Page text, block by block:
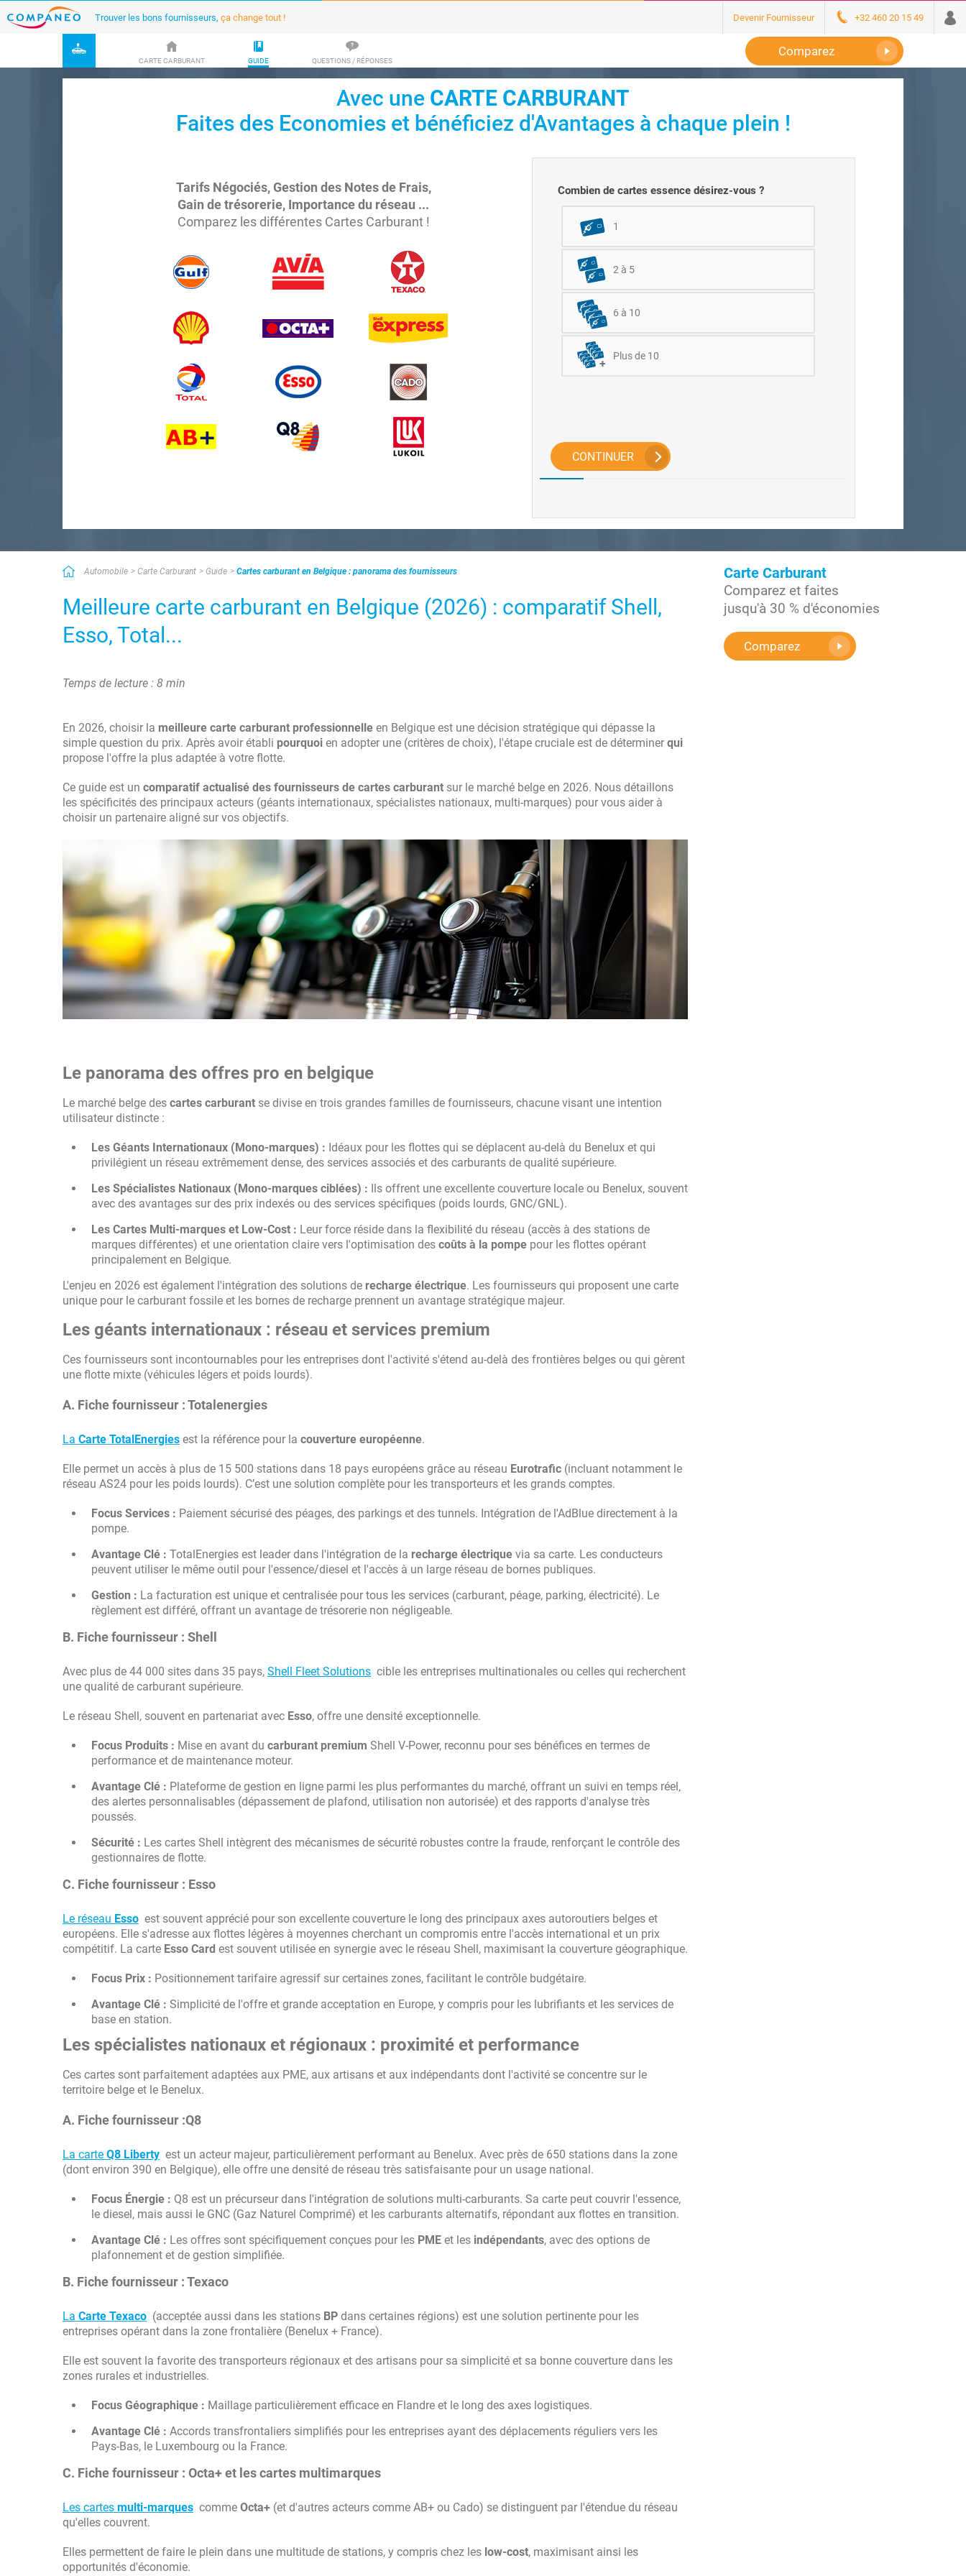
Trouver les bons fournisseurs, ça change tout ! Devenir Fournisseur +32 460 20 15 49
CARTE CARBURANT GUIDE QUESTIONS / RÉPONSES
Comparez
Avec une CARTE CARBURANT
Faites des Economies et bénéficiez d'Avantages à chaque plein !
Tarifs Négociés, Gestion des Notes de Frais,
Gain de trésorerie, Importance du réseau ...
Comparez les différentes Cartes Carburant !
Combien de cartes essence désirez-vous ?
1
2 à 5
6 à 10
Plus de 10
CONTINUER
Automobile Carte Carburant Guide Cartes carburant en Belgique : panorama des fournisseurs
Meilleure carte carburant en Belgique (2026) : comparatif Shell,
Esso, Total...
Temps de lecture : 8 min
En 2026, choisir la meilleure carte carburant professionnelle en Belgique est une décision stratégique qui dépasse la
simple question du prix. Après avoir établi pourquoi en adopter une (critères de choix), l'étape cruciale est de déterminer qui
propose l'offre la plus adaptée à votre flotte.
Ce guide est un comparatif actualisé des fournisseurs de cartes carburant sur le marché belge en 2026. Nous détaillons
les spécificités des principaux acteurs (géants internationaux, spécialistes nationaux, multi-marques) pour vous aider à
choisir un partenaire aligné sur vos objectifs.
Le panorama des offres pro en belgique
Le marché belge des cartes carburant se divise en trois grandes familles de fournisseurs, chacune visant une intention
utilisateur distincte :
Les Géants Internationaux (Mono-marques) : Idéaux pour les flottes qui se déplacent au-delà du Benelux et qui
privilégient un réseau extrêmement dense, des services associés et des carburants de qualité supérieure.
Les Spécialistes Nationaux (Mono-marques ciblées) : Ils offrent une excellente couverture locale ou Benelux, souvent
avec des avantages sur des prix indexés ou des services spécifiques (poids lourds, GNC/GNL).
Les Cartes Multi-marques et Low-Cost : Leur force réside dans la flexibilité du réseau (accès à des stations de
marques différentes) et une orientation claire vers l'optimisation des coûts à la pompe pour les flottes opérant
principalement en Belgique.
L'enjeu en 2026 est également l'intégration des solutions de recharge électrique. Les fournisseurs qui proposent une carte
unique pour le carburant fossile et les bornes de recharge prennent un avantage stratégique majeur.
Les géants internationaux : réseau et services premium
Ces fournisseurs sont incontournables pour les entreprises dont l'activité s'étend au-delà des frontières belges ou qui gèrent
une flotte mixte (véhicules légers et poids lourds).
A. Fiche fournisseur : Totalenergies
La Carte TotalEnergies est la référence pour la couverture européenne.
Elle permet un accès à plus de 15 500 stations dans 18 pays européens grâce au réseau Eurotrafic (incluant notamment le
réseau AS24 pour les poids lourds). C’est une solution complète pour les transporteurs et les grands comptes.
Focus Services : Paiement sécurisé des péages, des parkings et des tunnels. Intégration de l'AdBlue directement à la
pompe.
Avantage Clé : TotalEnergies est leader dans l'intégration de la recharge électrique via sa carte. Les conducteurs
peuvent utiliser le même outil pour l'essence/diesel et l'accès à un large réseau de bornes publiques.
Gestion : La facturation est unique et centralisée pour tous les services (carburant, péage, parking, électricité). Le
règlement est différé, offrant un avantage de trésorerie non négligeable.
B. Fiche fournisseur : Shell
Avec plus de 44 000 sites dans 35 pays, Shell Fleet Solutions cible les entreprises multinationales ou celles qui recherchent
une qualité de carburant supérieure.
Le réseau Shell, souvent en partenariat avec Esso, offre une densité exceptionnelle.
Focus Produits : Mise en avant du carburant premium Shell V-Power, reconnu pour ses bénéfices en termes de
performance et de maintenance moteur.
Avantage Clé : Plateforme de gestion en ligne parmi les plus performantes du marché, offrant un suivi en temps réel,
des alertes personnalisables (dépassement de plafond, utilisation non autorisée) et des rapports d'analyse très
poussés.
Sécurité : Les cartes Shell intègrent des mécanismes de sécurité robustes contre la fraude, renforçant le contrôle des
gestionnaires de flotte.
C. Fiche fournisseur : Esso
Le réseau Esso est souvent apprécié pour son excellente couverture le long des principaux axes autoroutiers belges et
européens. Elle s'adresse aux flottes légères à moyennes cherchant un compromis entre l'accès international et un prix
compétitif. La carte Esso Card est souvent utilisée en synergie avec le réseau Shell, maximisant la couverture géographique.
Focus Prix : Positionnement tarifaire agressif sur certaines zones, facilitant le contrôle budgétaire.
Avantage Clé : Simplicité de l'offre et grande acceptation en Europe, y compris pour les lubrifiants et les services de
base en station.
Les spécialistes nationaux et régionaux : proximité et performance
Ces cartes sont parfaitement adaptées aux PME, aux artisans et aux indépendants dont l'activité se concentre sur le
territoire belge et le Benelux.
A. Fiche fournisseur :Q8
La carte Q8 Liberty est un acteur majeur, particulièrement performant au Benelux. Avec près de 650 stations dans la zone
(dont environ 390 en Belgique), elle offre une densité de réseau très satisfaisante pour un usage national.
Focus Énergie : Q8 est un précurseur dans l'intégration de solutions multi-carburants. Sa carte peut couvrir l'essence,
le diesel, mais aussi le GNC (Gaz Naturel Comprimé) et les carburants alternatifs, répondant aux flottes en transition.
Avantage Clé : Les offres sont spécifiquement conçues pour les PME et les indépendants, avec des options de
plafonnement et de gestion simplifiée.
B. Fiche fournisseur : Texaco
La Carte Texaco (acceptée aussi dans les stations BP dans certaines régions) est une solution pertinente pour les
entreprises opérant dans la zone frontalière (Benelux + France).
Elle est souvent la favorite des transporteurs régionaux et des artisans pour sa simplicité et sa bonne couverture dans les
zones rurales et industrielles.
Focus Géographique : Maillage particulièrement efficace en Flandre et le long des axes logistiques.
Avantage Clé : Accords transfrontaliers simplifiés pour les entreprises ayant des déplacements réguliers vers les
Pays-Bas, le Luxembourg ou la France.
C. Fiche fournisseur : Octa+ et les cartes multimarques
Les cartes multi-marques comme Octa+ (et d'autres acteurs comme AB+ ou Cado) se distinguent par l'étendue du réseau
qu'elles couvrent.
Elles permettent de faire le plein dans une multitude de stations, y compris chez les low-cost, maximisant ainsi les
opportunités d'économie.
Carte Carburant
Comparez et faites
jusqu'à 30 % d'économies
Comparez